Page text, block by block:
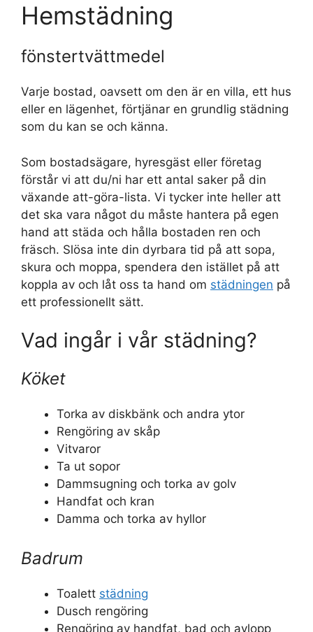
Hemstädning
fönstertvättmedel
Varje bostad, oavsett om den är en villa, ett hus
eller en lägenhet, förtjänar en grundlig städning
som du kan se och känna.
Som bostadsägare, hyresgäst eller företag
förstår vi att du/ni har ett antal saker på din
växande att-göra-lista. Vi tycker inte heller att
det ska vara något du måste hantera på egen
hand att städa och hålla bostaden ren och
fräsch. Slösa inte din dyrbara tid på att sopa,
skura och moppa, spendera den istället på att
koppla av och låt oss ta hand om städningen på
ett professionellt sätt.
Vad ingår i vår städning?
Köket
Torka av diskbänk och andra ytor
Rengöring av skåp
Vitvaror
Ta ut sopor
Dammsugning och torka av golv
Handfat och kran
Damma och torka av hyllor
Badrum
Toalett städning
Dusch rengöring
Rengöring av handfat, bad och avlopp